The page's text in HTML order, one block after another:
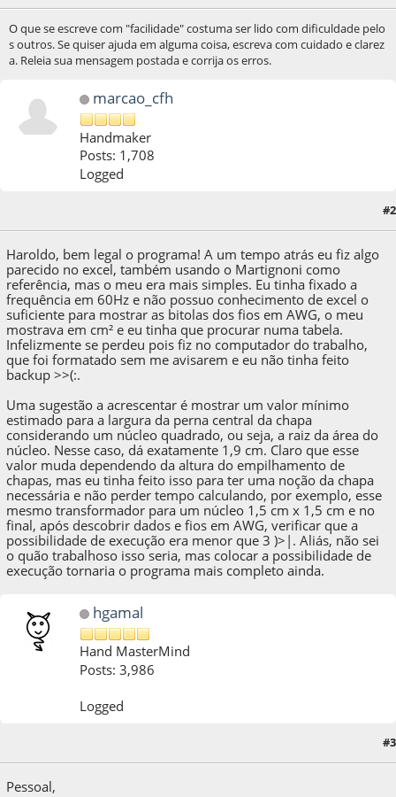
O que se escreve com "facilidade" costuma ser lido com dificuldade pelo
s outros. Se quiser ajuda em alguma coisa, escreva com cuidado e clarez
a. Releia sua mensagem postada e corrija os erros.
marcao_cfh
Handmaker
Posts: 1,708
Logged
#2
Haroldo, bem legal o programa! A um tempo atrás eu fiz algo
parecido no excel, também usando o Martignoni como
referência, mas o meu era mais simples. Eu tinha fixado a
frequência em 60Hz e não possuo conhecimento de excel o
suficiente para mostrar as bitolas dos fios em AWG, o meu
mostrava em cm² e eu tinha que procurar numa tabela.
Infelizmente se perdeu pois fiz no computador do trabalho,
que foi formatado sem me avisarem e eu não tinha feito
backup >>(:.
Uma sugestão a acrescentar é mostrar um valor mínimo
estimado para a largura da perna central da chapa
considerando um núcleo quadrado, ou seja, a raiz da área do
núcleo. Nesse caso, dá exatamente 1,9 cm. Claro que esse
valor muda dependendo da altura do empilhamento de
chapas, mas eu tinha feito isso para ter uma noção da chapa
necessária e não perder tempo calculando, por exemplo, esse
mesmo transformador para um núcleo 1,5 cm x 1,5 cm e no
final, após descobrir dados e fios em AWG, verificar que a
possibilidade de execução era menor que 3 )>|. Aliás, não sei
o quão trabalhoso isso seria, mas colocar a possibilidade de
execução tornaria o programa mais completo ainda.
hgamal
Hand MasterMind
Posts: 3,986
Logged
#3
Pessoal,